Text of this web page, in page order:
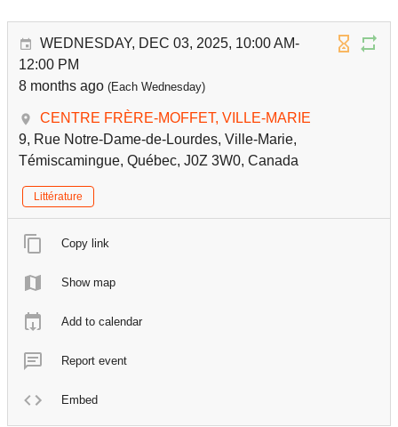
WEDNESDAY, DEC 03, 2025, 10:00 AM-
12:00 PM
8 months ago (Each Wednesday)
CENTRE FRÈRE-MOFFET, VILLE-MARIE
9, Rue Notre-Dame-de-Lourdes, Ville-Marie,
Témiscamingue, Québec, J0Z 3W0, Canada
Littérature
Copy link
Show map
Add to calendar
Report event
Embed